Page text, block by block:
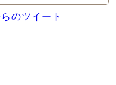
のツイート